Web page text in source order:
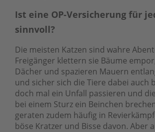
Ist eine OP-Versicherung für
sinnvoll?
Die meisten Katzen sind wahre
Freigänger klettern sie Bäume
Dächer und spazieren Mauern
und sicher sich die Tiere dabei auch
doch mal ein Unfall passieren und
bei einem Sturz ein Beinchen
geraten zudem häufig in
böse Kratzer und Bisse davon. Aber